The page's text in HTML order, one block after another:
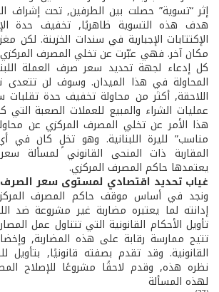
إثر “تسوية” حصلت بين الطرفين, تحت إشراف
هدف هذه التسوية ظاهريًا, تخفيف حدة
الإكتتابات الإجبارية في سندات الخزينة. لكن
مكان آخر. فهي عبّرت عن تخلي المصرف المركزي
كل إدعاء لجهة تحديد سعر صرف العملة
المحاولة في هذا الميدان. وسوف لن تتعدى
اللاحقة, أكثر من محاولة تخفيف حدة تقلبات
عمليات الشراء والمبيع للعملات الصعبة التي
هذا الأمر عن تخلي المصرف المركزي عن
مناسب” لليرة اللبنانية. وهو تخلٍ كان
المقاربة ذات المنحى القانوني لمسألة
يعتمدها حاكم المصرف المركزي.
غياب تحديد اقتصادي لمستوى سعر الصرف
ونجد في أساس موقف حاكم المصرف
إدانته لما يعتبره مضاربة غير مشروعة ضد
تأويل الأحكام القانونية التي تتناول عمل
تتيح ممارسة رقابة على هذه المضاربة,
القانونية. وقد تقدم بصفته قانونيًا,
نظره هذه, وقدم لاحقًا مشروعًا للإصلاح
لهذه المسألة